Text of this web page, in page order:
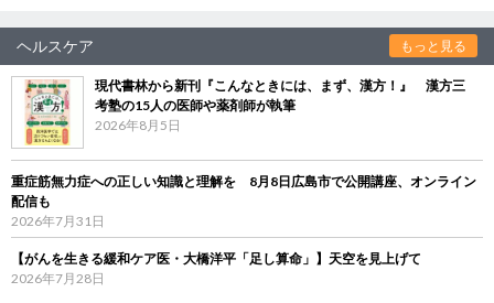
ヘルスケア もっと見る
現代書林から新刊『こんなときには、まず、漢方！』 漢方三
考塾の15人の医師や薬剤師が執筆
2026年8月5日
重症筋無力症への正しい知識と理解を 8月8日広島市で公開講座、オンライン
配信も
2026年7月31日
【がんを生きる緩和ケア医・大橋洋平「足し算命」】天空を見上げて
2026年7月28日